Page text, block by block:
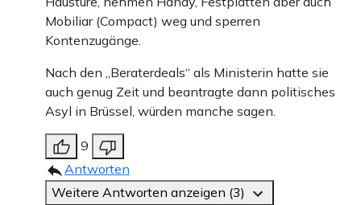
Mobiliar (Compact) weg und sperren
Kontenzugänge.
Nach den „Beraterdeals“ als Ministerin hatte sie
auch genug Zeit und beantragte dann politisches
Asyl in Brüssel, würden manche sagen.
9
Antworten
Weitere Antworten anzeigen (3)